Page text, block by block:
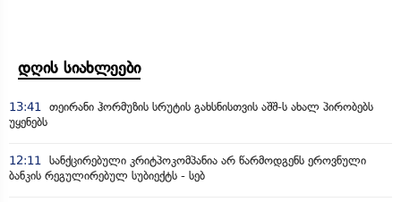
დღის სიახლეები
13:41
თეირანი ჰორმუზის სრუტის გახსნისთვის აშშ-ს ახალ პირობებს
უყენებს
12:11
სანქცირებული კრიტპოკომპანია არ წარმოდგენს ეროვნული
ბანკის რეგულირებულ სუბიექტს - სებ